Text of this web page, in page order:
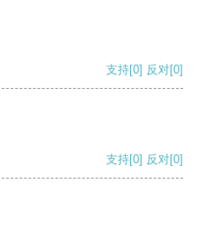
支持[0] 反对[0]
支持[0] 反对[0]